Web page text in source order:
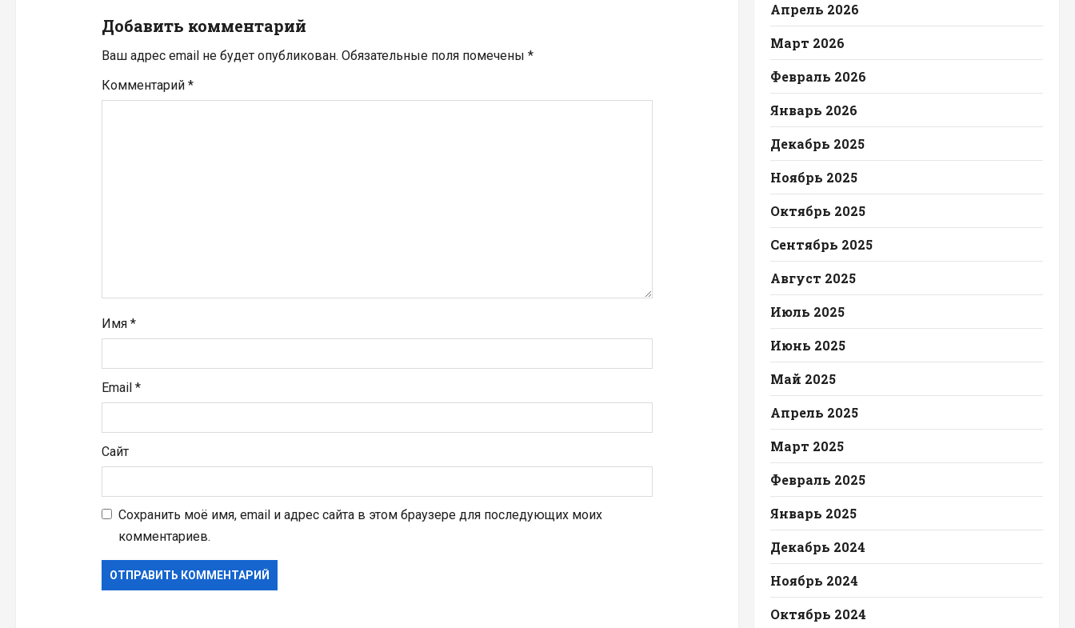
я
п
о
я
м
Добавить комментарий
Ваш адрес email не будет опубликован. Обязательные поля помечены *
Комментарий *
Имя *
Email *
Сайт
Сохранить моё имя, email и адрес сайта в этом браузере для последующих моих
комментариев.
Апрель 2026
Март 2026
Февраль 2026
Январь 2026
Декабрь 2025
Ноябрь 2025
Октябрь 2025
Сентябрь 2025
Август 2025
Июль 2025
Июнь 2025
Май 2025
Апрель 2025
Март 2025
Февраль 2025
Январь 2025
Декабрь 2024
Ноябрь 2024
Октябрь 2024